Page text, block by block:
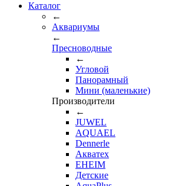
Каталог
←
Аквариумы
←
Пресноводные
←
Угловой
Панорамный
Мини (маленькие)
Производители
←
JUWEL
AQUAEL
Dennerle
Акватех
EHEIM
Детские